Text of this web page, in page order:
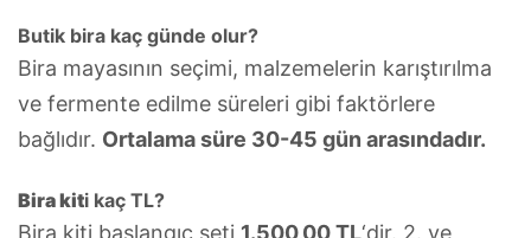
Butik bira kaç günde olur?
Bira mayasının seçimi, malzemelerin karıştırılma
ve fermente edilme süreleri gibi faktörlere
bağlıdır. Ortalama süre 30-45 gün arasındadır.
Bira kiti kaç TL?
Bira kiti başlangıç seti 1.500,00 TL‘dir. 2. ve